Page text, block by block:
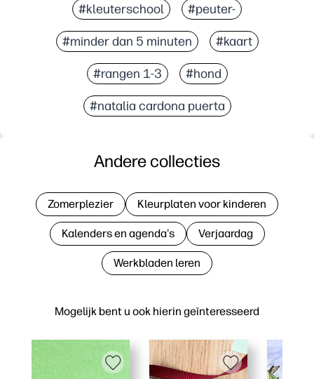
#kleuterschool #peuter-
#minder dan 5 minuten #kaart
#rangen 1-3 #hond
#natalia cardona puerta
Mogelijk bent u ook hierin geïnteresseerd
Andere collecties
Zomerplezier Kleurplaten voor kinderen
Kalenders en agenda's Verjaardag
Werkbladen leren